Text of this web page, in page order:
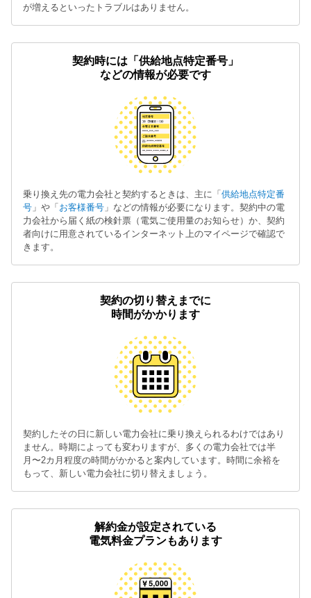
が増えるといったトラブルはありません。
契約時には「供給地点特定番号」
などの情報が必要です
乗り換え先の電力会社と契約するときは、主に「供給地点特定番
号 」や「お客様番号 」などの情報が必要になります。契約中の電
力会社から届く紙の検針票（電気ご使用量のお知らせ）か、契約
者向けに用意されているインターネット上のマイページで確認で
きます。
契約の切り替えまでに
時間がかかります
契約したその日に新しい電力会社に乗り換えられるわけではあり
ません。時期によっても変わりますが、多くの電力会社では半
月〜2カ月程度の時間がかかると案内しています。時間に余裕を
もって、新しい電力会社に切り替えましょう。
解約金が設定されている
電気料金プランもあります